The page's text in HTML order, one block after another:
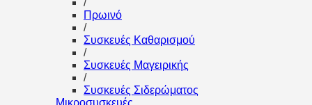
/
Πρωινό
/
Συσκευές Καθαρισμού
/
Συσκευές Μαγειρικής
/
Συσκευές Σιδερώματος
Μικροσυσκευές